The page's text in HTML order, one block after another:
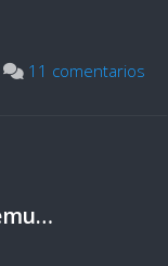
11 comentarios